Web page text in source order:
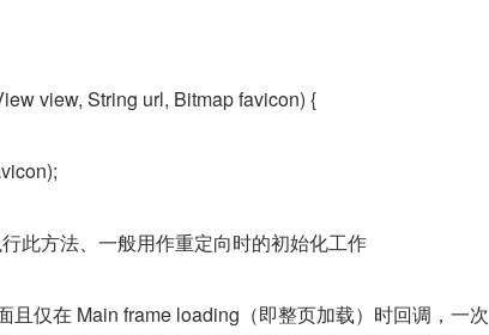
view, String url, Bitmap favicon) {
此方法、一般用作重定向时的初始化工作
且仅在 Main frame loading（即整页加载）时回调，一次